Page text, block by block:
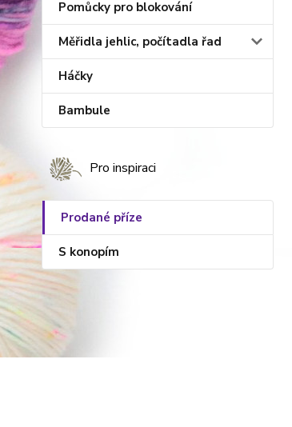
Pomůcky pro blokování
Měřidla jehlic, počítadla řad
Háčky
Bambule
Pro inspiraci
Prodané příze
S konopím